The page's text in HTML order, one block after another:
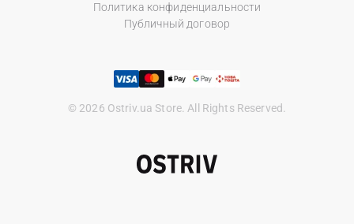
Политика конфиденциальности
Публичный договор
© 2026 Ostriv.ua Store. All Rights Reserved.